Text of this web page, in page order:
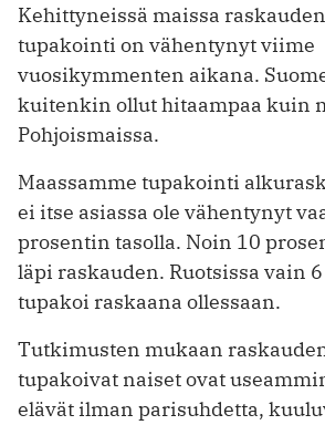
Kehittyneissä maissa
tupakointi on vähentynyt viime
vuosikymmenten aikana.
kuitenkin ollut hitaampaa kuin
Pohjoismaissa.
Maassamme tupakointi
ei itse asiassa ole vähentynyt
prosentin tasolla. Noin 10
läpi raskauden. Ruotsissa vain
tupakoi raskaana ollessaan.
Tutkimusten mukaan
tupakoivat naiset ovat
elävät ilman parisuhdetta,